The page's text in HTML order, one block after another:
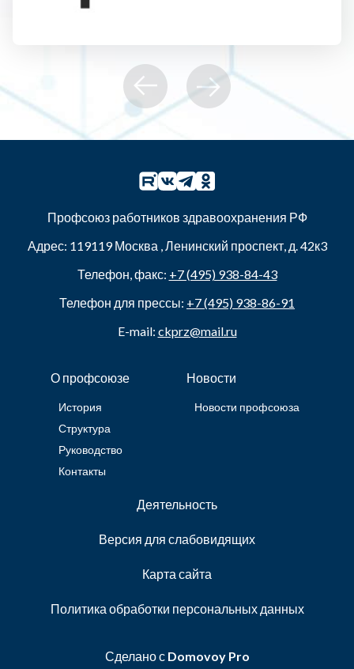
Профсоюз работников здравоохранения РФ
Адрес: 119119Москва ,Ленинский проспект, д. 42к3
Телефон, факс: +7 (495) 938-84-43
Телефон для прессы: +7 (495) 938-86-91
E-mail: ckprz@mail.ru
О профсоюзе
История
Структура
Руководство
Контакты
Новости
Новости профсоюза
Деятельность
Версия для слабовидящих
Карта сайта
Политика обработки персональных данных
Сделано с Domovoy Pro